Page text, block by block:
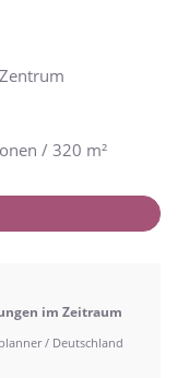
/ 320 m²
im Zeitraum
/ Deutschland